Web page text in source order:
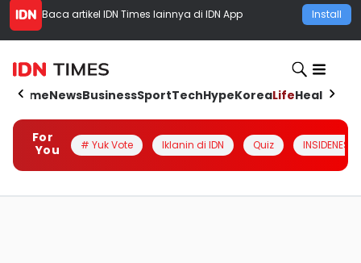
Baca artikel IDN Times lainnya di IDN App Install
HomeNewsBusinessSportTechHypeKoreaLifeHealth
For
You
# Yuk Vote Iklanin di IDN Quiz INSIDENESIA